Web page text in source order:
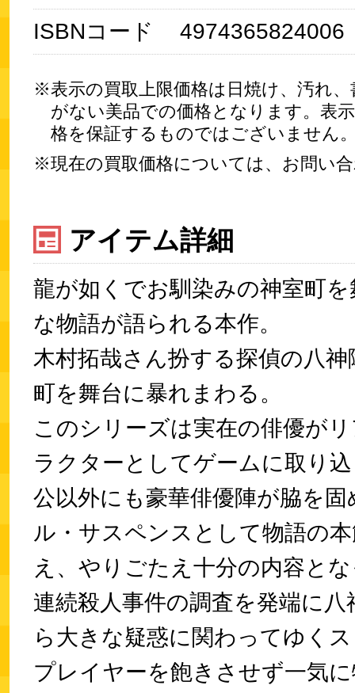
ISBNコード
4974365824006
表示の買取上限価格は日焼け、汚れ
がない美品での価格となります。表
格を保証するものではございません
現在の買取価格については、お問い
アイテム詳細
龍が如くでお馴染みの神室町
な物語が語られる本作。
木村拓哉さん扮する探偵の八神
町を舞台に暴れまわる。
このシリーズは実在の俳優が
ラクターとしてゲームに取り
公以外にも豪華俳優陣が脇を固
ル・サスペンスとして物語の
え、やりごたえ十分の内容と
連続殺人事件の調査を発端に八
ら大きな疑惑に関わってゆく
プレイヤーを飽きさせず一気